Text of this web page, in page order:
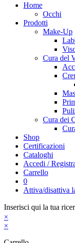
Home
Occhi
Prodotti
Make-Up
Cura del
Cura dei
Shop
Certificazioni
Cataloghi
Accedi /
Carrello
0
Attiva/disattiva
Inserisci qui la tua
×
×